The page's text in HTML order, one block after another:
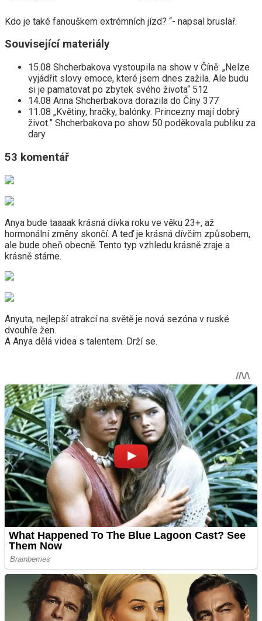
Kdo je také fanouškem extrémních jízd? “- napsal bruslař.
Související materiály
15.08 Shcherbakova vystoupila na show v Číně: „Nelze
vyjádřit slovy emoce, které jsem dnes zažila. Ale budu
si je pamatovat po zbytek svého života“ 512
14.08 Anna Shcherbakova dorazila do Číny 377
11.08 „Květiny, hračky, balónky. Princezny mají dobrý
život.” Shcherbakova po show 50 poděkovala publiku za
dary
53 komentář
Anya bude taaaak krásná dívka roku ve věku 23+, až
hormonální změny skončí. A teď je krásná dívčím způsobem,
ale bude oheň obecně. Tento typ vzhledu krásně zraje a
krásně stárne.
Anyuta, nejlepší atrakcí na světě je nová sezóna v ruské
dvouhře žen.
A Anya dělá videa s talentem. Drží se.